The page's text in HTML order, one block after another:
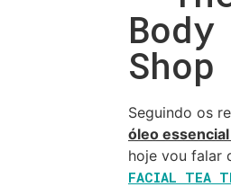
Body
Shop
Seguindo os
óleo
hoje vou falar
FACIAL TEA